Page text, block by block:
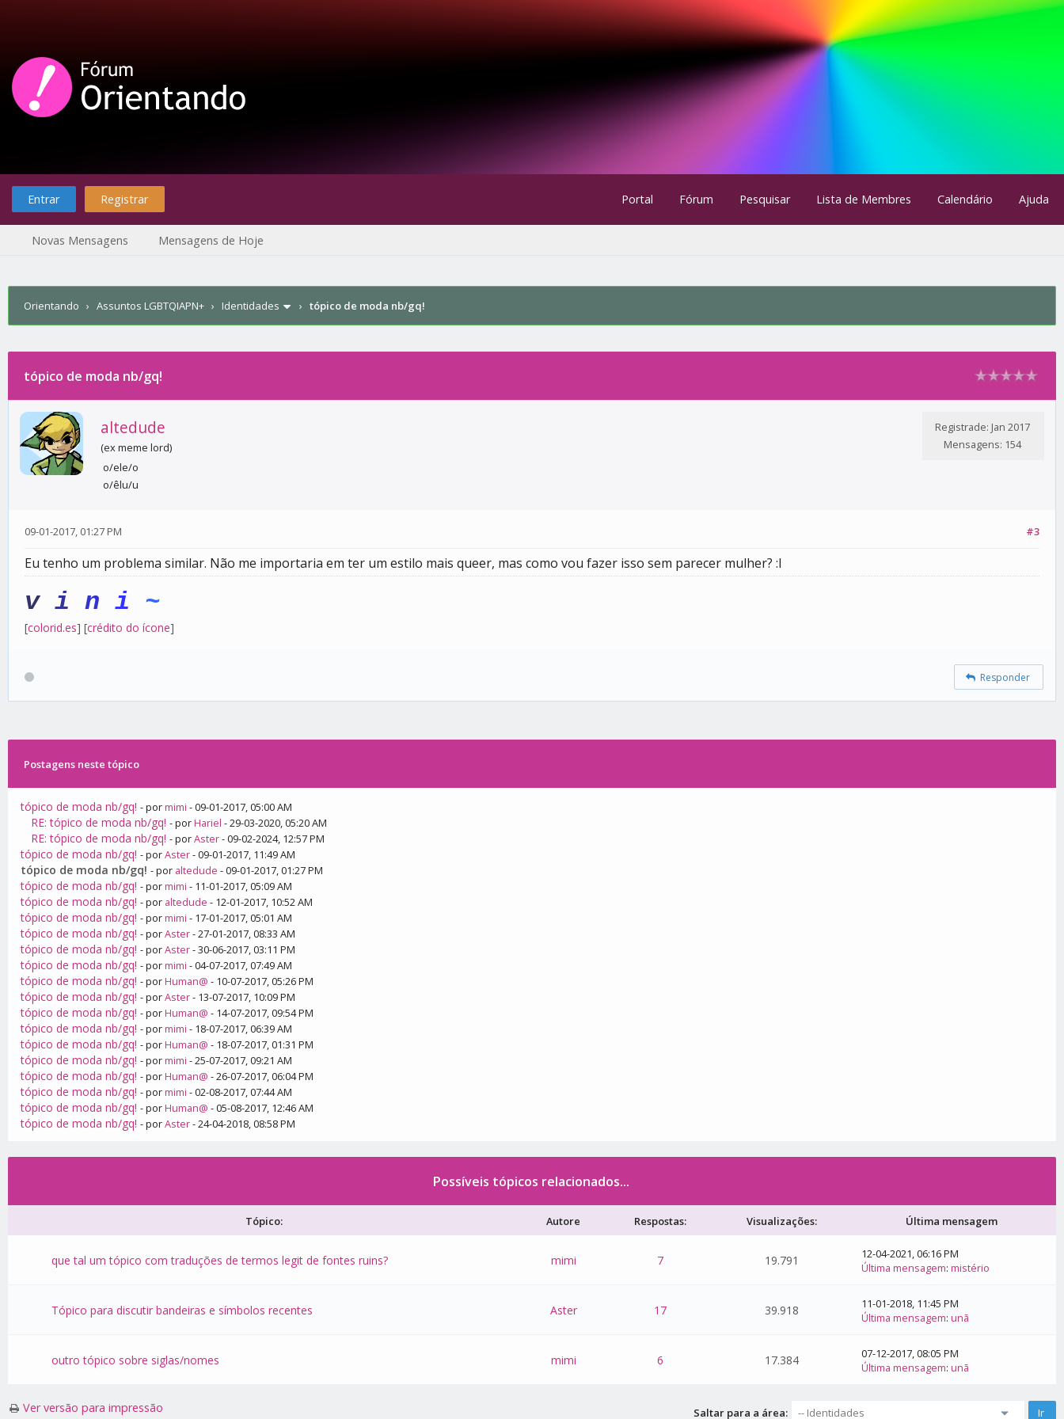
Entrar Registrar Portal Fórum Pesquisar Lista de Membres Calendário Ajuda
Novas Mensagens Mensagens de Hoje
Orientando › Assuntos LGBTQIAPN+ › Identidades › tópico de moda nb/gq!
tópico de moda nb/gq!
altedude
(ex meme lord)
o/ele/o
o/êlu/u
Registrade: Jan 2017
Mensagens: 154
#3
09-01-2017, 01:27 PM
Eu tenho um problema similar. Não me importaria em ter um estilo mais queer, mas como vou fazer isso sem parecer mulher? :I
v i n i ~
[colorid.es] [crédito do ícone]
Responder
Postagens neste tópico
tópico de moda nb/gq! - pormimi - 09-01-2017, 05:00 AM
RE: tópico de moda nb/gq! - porHariel - 29-03-2020, 05:20 AM
RE: tópico de moda nb/gq! - porAster- 09-02-2024, 12:57 PM
tópico de moda nb/gq! - porAster- 09-01-2017, 11:49 AM
tópico de moda nb/gq! - por altedude - 09-01-2017, 01:27 PM
tópico de moda nb/gq! - pormimi - 11-01-2017, 05:09 AM
tópico de moda nb/gq! - por altedude - 12-01-2017, 10:52 AM
tópico de moda nb/gq! - pormimi - 17-01-2017, 05:01 AM
tópico de moda nb/gq! - porAster- 27-01-2017, 08:33 AM
tópico de moda nb/gq! - porAster- 30-06-2017, 03:11 PM
tópico de moda nb/gq! - pormimi - 04-07-2017, 07:49 AM
tópico de moda nb/gq! - porHuman@ - 10-07-2017, 05:26 PM
tópico de moda nb/gq! - porAster- 13-07-2017, 10:09 PM
tópico de moda nb/gq! - porHuman@ - 14-07-2017, 09:54 PM
tópico de moda nb/gq! - pormimi - 18-07-2017, 06:39 AM
tópico de moda nb/gq! - porHuman@ - 18-07-2017, 01:31 PM
tópico de moda nb/gq! - pormimi - 25-07-2017, 09:21 AM
tópico de moda nb/gq! - porHuman@ - 26-07-2017, 06:04 PM
tópico de moda nb/gq! - pormimi - 02-08-2017, 07:44 AM
tópico de moda nb/gq! - porHuman@ - 05-08-2017, 12:46 AM
tópico de moda nb/gq! - porAster- 24-04-2018, 08:58 PM
Possíveis tópicos relacionados...
Tópico: Autore Respostas: Visualizações: Última mensagem
que tal um tópico com traduções de termos legit de fontes ruins? mimi 7 19.791
12-04-2021, 06:16 PM
Última mensagem:mistério
Tópico para discutir bandeiras e símbolos recentes Aster 17 39.918
11-01-2018, 11:45 PM
Última mensagem:unã
outro tópico sobre siglas/nomes mimi 6 17.384
07-12-2017, 08:05 PM
Última mensagem:unã
Ver versão para impressão Saltar para a área: